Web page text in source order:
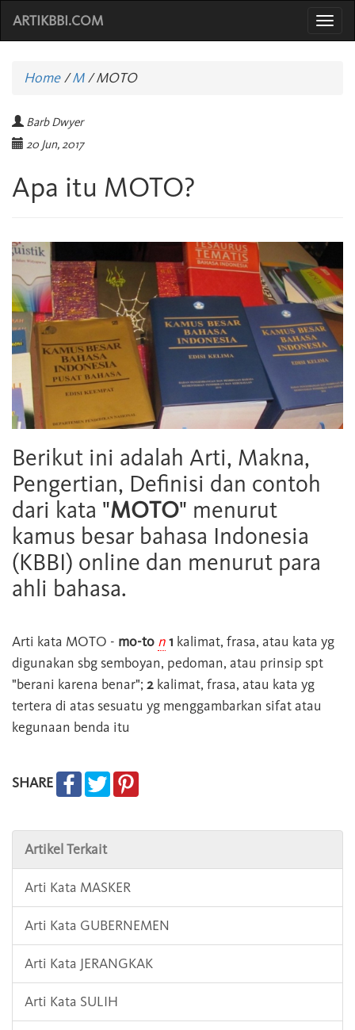
ARTIKBBI.COM
Home/M /MOTO
Barb Dwyer
20 Jun, 2017
Apa itu MOTO?
Berikut ini adalah Arti, Makna,
Pengertian, Definisi dan contoh
dari kata "MOTO" menurut
kamus besar bahasa Indonesia
(KBBI) online dan menurut para
ahli bahasa.
Arti kata MOTO - mo-to n1 kalimat, frasa, atau kata yg
digunakan sbg semboyan, pedoman, atau prinsip spt
"berani karena benar"; 2 kalimat, frasa, atau kata yg
tertera di atas sesuatu yg menggambarkan sifat atau
kegunaan benda itu
SHARE
Artikel Terkait
Arti Kata MASKER
Arti Kata GUBERNEMEN
Arti Kata JERANGKAK
Arti Kata SULIH